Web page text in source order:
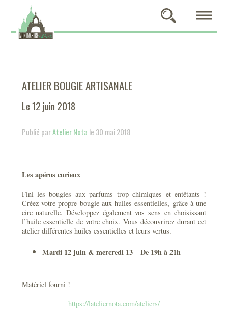
ATELIER BOUGIE ARTISANALE
Le 12 juin 2018
Publié parAtelier Nota le 30 mai 2018
Les apéros curieux
Fini les bougies aux parfums trop chimiques et entêtants !
Créez votre propre bougie aux huiles essentielles, grâce à une
cire naturelle. Développez également vos sens en choisissant
l’huile essentielle de votre choix. Vous découvrirez durant cet
atelier différentes huiles essentielles et leurs vertus.
Mardi 12 juin & mercredi 13– De 19h à 21h
Matériel fourni !
https://lateliernota.com/ateliers/